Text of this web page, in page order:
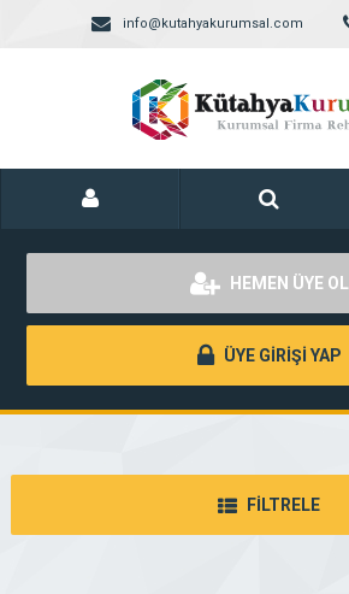
info@kutahyakurumsal.com
HEMEN ÜYE OL
ÜYE GİRİŞİ YAP
FİLTRELE